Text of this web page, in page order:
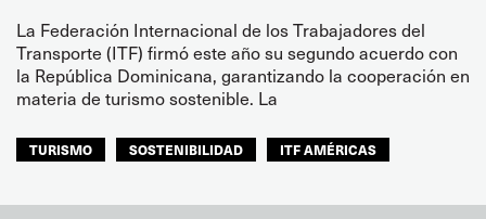
La Federación Internacional de los Trabajadores del
Transporte (ITF) firmó este año su segundo acuerdo con
la República Dominicana, garantizando la cooperación en
materia de turismo sostenible. La
TURISMO SOSTENIBILIDAD ITF AMÉRICAS